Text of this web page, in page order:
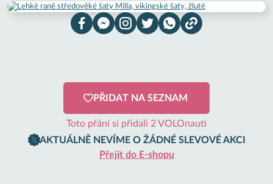
PŘIDAT NA SEZNAM
Toto přání si přidali 2 VOLOnauti
AKTUÁLNĚ NEVÍME O ŽÁDNÉ SLEVOVÉ AKCI
Přejít do E-shopu